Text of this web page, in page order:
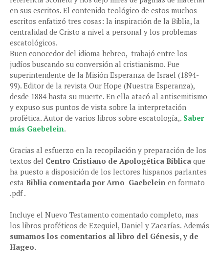
en sus escritos. El contenido teológico de estos muchos
escritos enfatizó tres cosas: la inspiración de la Biblia, la
centralidad de Cristo a nivel a personal y los problemas
escatológicos.
Buen conocedor del idioma hebreo, trabajó entre los
judíos buscando su conversión al cristianismo. Fue
superintendente de la Misión Esperanza de Israel (1894-
99). Editor de la revista Our Hope (Nuestra Esperanza),
desde 1884 hasta su muerte. En ella atacó al antisemitismo
y expuso sus puntos de vista sobre la interpretación
profética. Autor de varios libros sobre escatología,. Saber
más Gaebelein.
Gracias al esfuerzo en la recopilación y preparación de los
textos del Centro Cristiano de Apologética Bíblica que
ha puesto a disposición de los lectores hispanos parlantes
esta Biblia comentada por Arno Gaebelein en formato
.pdf .
Incluye el Nuevo Testamento comentado completo, mas
los libros proféticos de Ezequiel, Daniel y Zacarías. Además
sumamos los comentarios al libro del Génesis, y de
Hageo.